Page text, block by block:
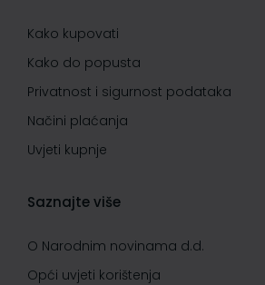
Kako kupovati
Kako do popusta
Privatnost i sigurnost podataka
Načini plaćanja
Uvjeti kupnje
Saznajte više
O Narodnim novinama d.d.
Opći uvjeti korištenja